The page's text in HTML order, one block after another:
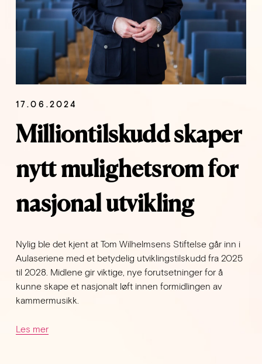
17.06.2024
Milliontilskudd skaper
nytt mulighetsrom for
nasjonal utvikling
Nylig ble det kjent at Tom Wilhelmsens Stiftelse går inn i
Aulaseriene med et betydelig utviklingstilskudd fra 2025
til 2028. Midlene gir viktige, nye forutsetninger for å
kunne skape et nasjonalt løft innen formidlingen av
kammermusikk.
Les mer